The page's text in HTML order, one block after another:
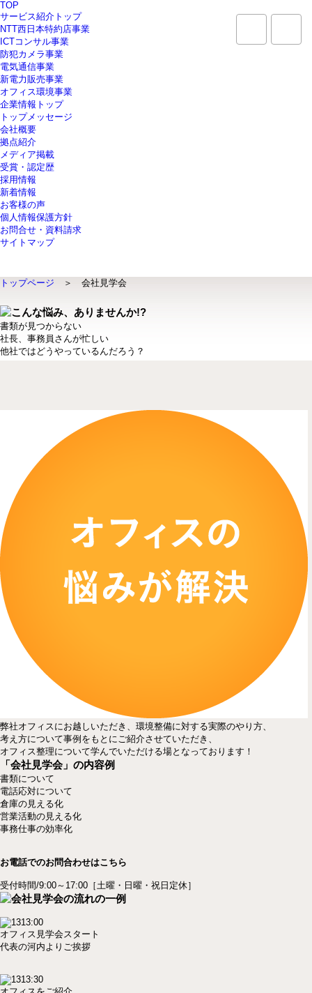
TOP
サービス紹介トップ
NTT西日本特約店事業
ICTコンサル事業
防犯カメラ事業
電気通信事業
新電力販売事業
オフィス環境事業
企業情報トップ
トップメッセージ
会社概要
拠点紹介
メディア掲載
受賞・認定歴
採用情報
新着情報
お客様の声
個人情報保護方針
お問合せ・資料請求
サイトマップ
トップページ ＞ 会社見学会
書類が見つからない
社長、事務員さんが忙しい
他社ではどうやっているんだろう？
弊社オフィスにお越しいただき、環境整備に対する実際のやり方、
考え方について事例をもとにご紹介させていただき、
オフィス整理について学んでいただける場となっております！
「会社見学会」の内容例
書類について
電話応対について
倉庫の見える化
営業活動の見える化
事務仕事の効率化
お電話でのお問合わせはこちら
受付時間/9:00～17:00［土曜・日曜・祝日定休］
13:00
オフィス見学会スタート
代表の河内よりご挨拶
13:30